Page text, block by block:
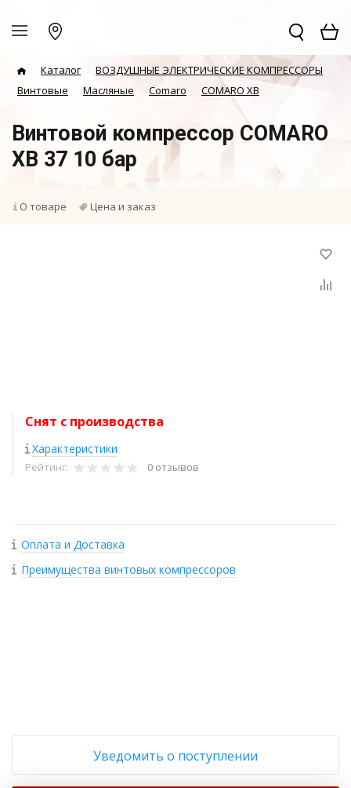
Каталог
ВОЗДУШНЫЕ ЭЛЕКТРИЧЕСКИЕ КОМПРЕССОРЫ
Винтовые
Масляные Comaro COMARO XB
Винтовой компрессор COMARO
XB 37 10 бар
О товаре Цена и заказ
Снят с производства
Характеристики
Рейтинг: 0 отзывов
Оплата и Доставка
Преимущества винтовых компрессоров
Уведомить о поступлении